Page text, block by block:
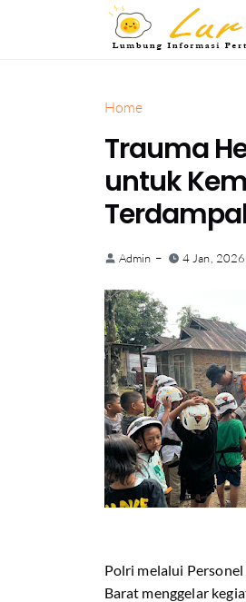
Home
Trauma
untuk
Admin 4 Jan, 2026
Polri melalui
Barat menggelar